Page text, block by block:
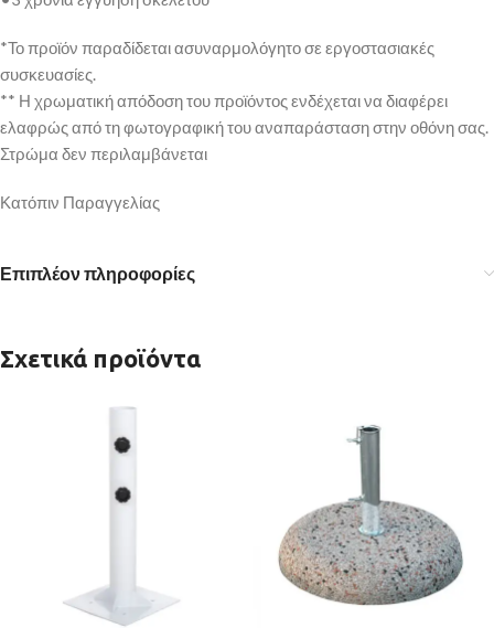
*Το προϊόν παραδίδεται ασυναρμολόγητο σε εργοστασιακές
συσκευασίες.
** Η χρωματική απόδοση του προϊόντος ενδέχεται να διαφέρει
ελαφρώς από τη φωτογραφική του αναπαράσταση στην οθόνη σας.
Στρώμα δεν περιλαμβάνεται
Κατόπιν Παραγγελίας
Επιπλέον πληροφορίες
Σχετικά προϊόντα